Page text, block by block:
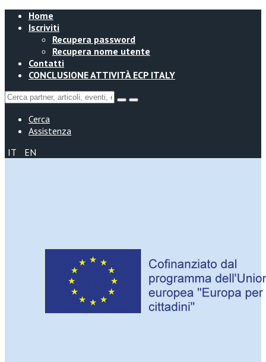
Home
Iscriviti
Recupera password
Recupera nome utente
Contatti
CONCLUSIONE ATTIVITÀ ECP ITALY
Cerca
Assistenza
IT
EN